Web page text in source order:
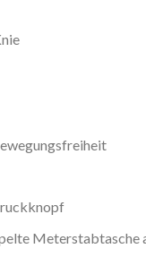
Meterstabtasche